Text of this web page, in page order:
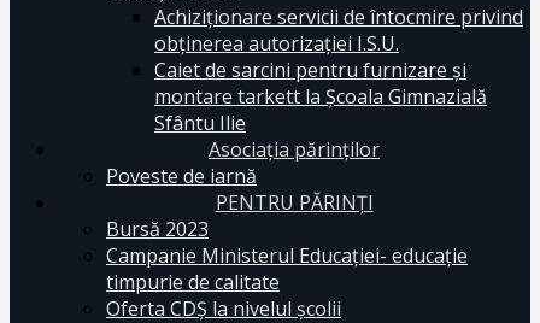
Achiziționare servicii de întocmire privind
obținerea autorizației I.S.U.
Caiet de sarcini pentru furnizare și
montare tarkett la Școala Gimnazială
Sfântu Ilie
Asociația părinților
Poveste de iarnă
PENTRU PĂRINȚI
Bursă 2023
Campanie Ministerul Educației- educație
timpurie de calitate
Oferta CDŞ la nivelul şcolii